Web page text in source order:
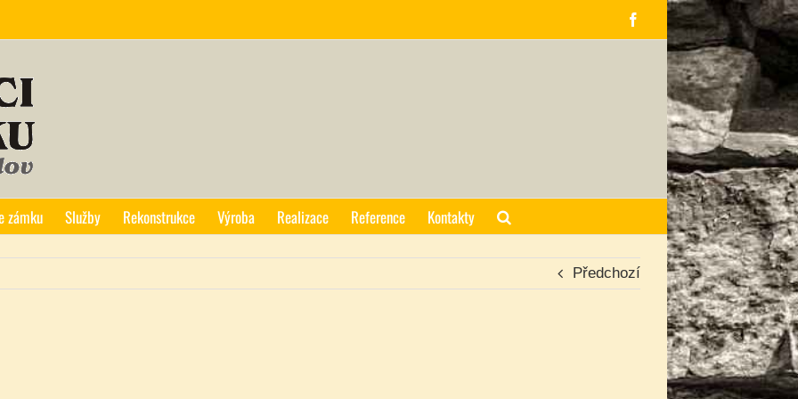
Facebook
zámku Služby Rekonstrukce Výroba Realizace Reference Kontakty
Předchozí